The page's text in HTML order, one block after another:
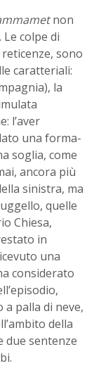
non
colpe di
sono
caratteriali:
la
l’aver
una forma-
soglia, come
ancora più
sinistra, ma
quelle
Chiesa,
in
una
considerato
palla di neve,
della
due sentenze